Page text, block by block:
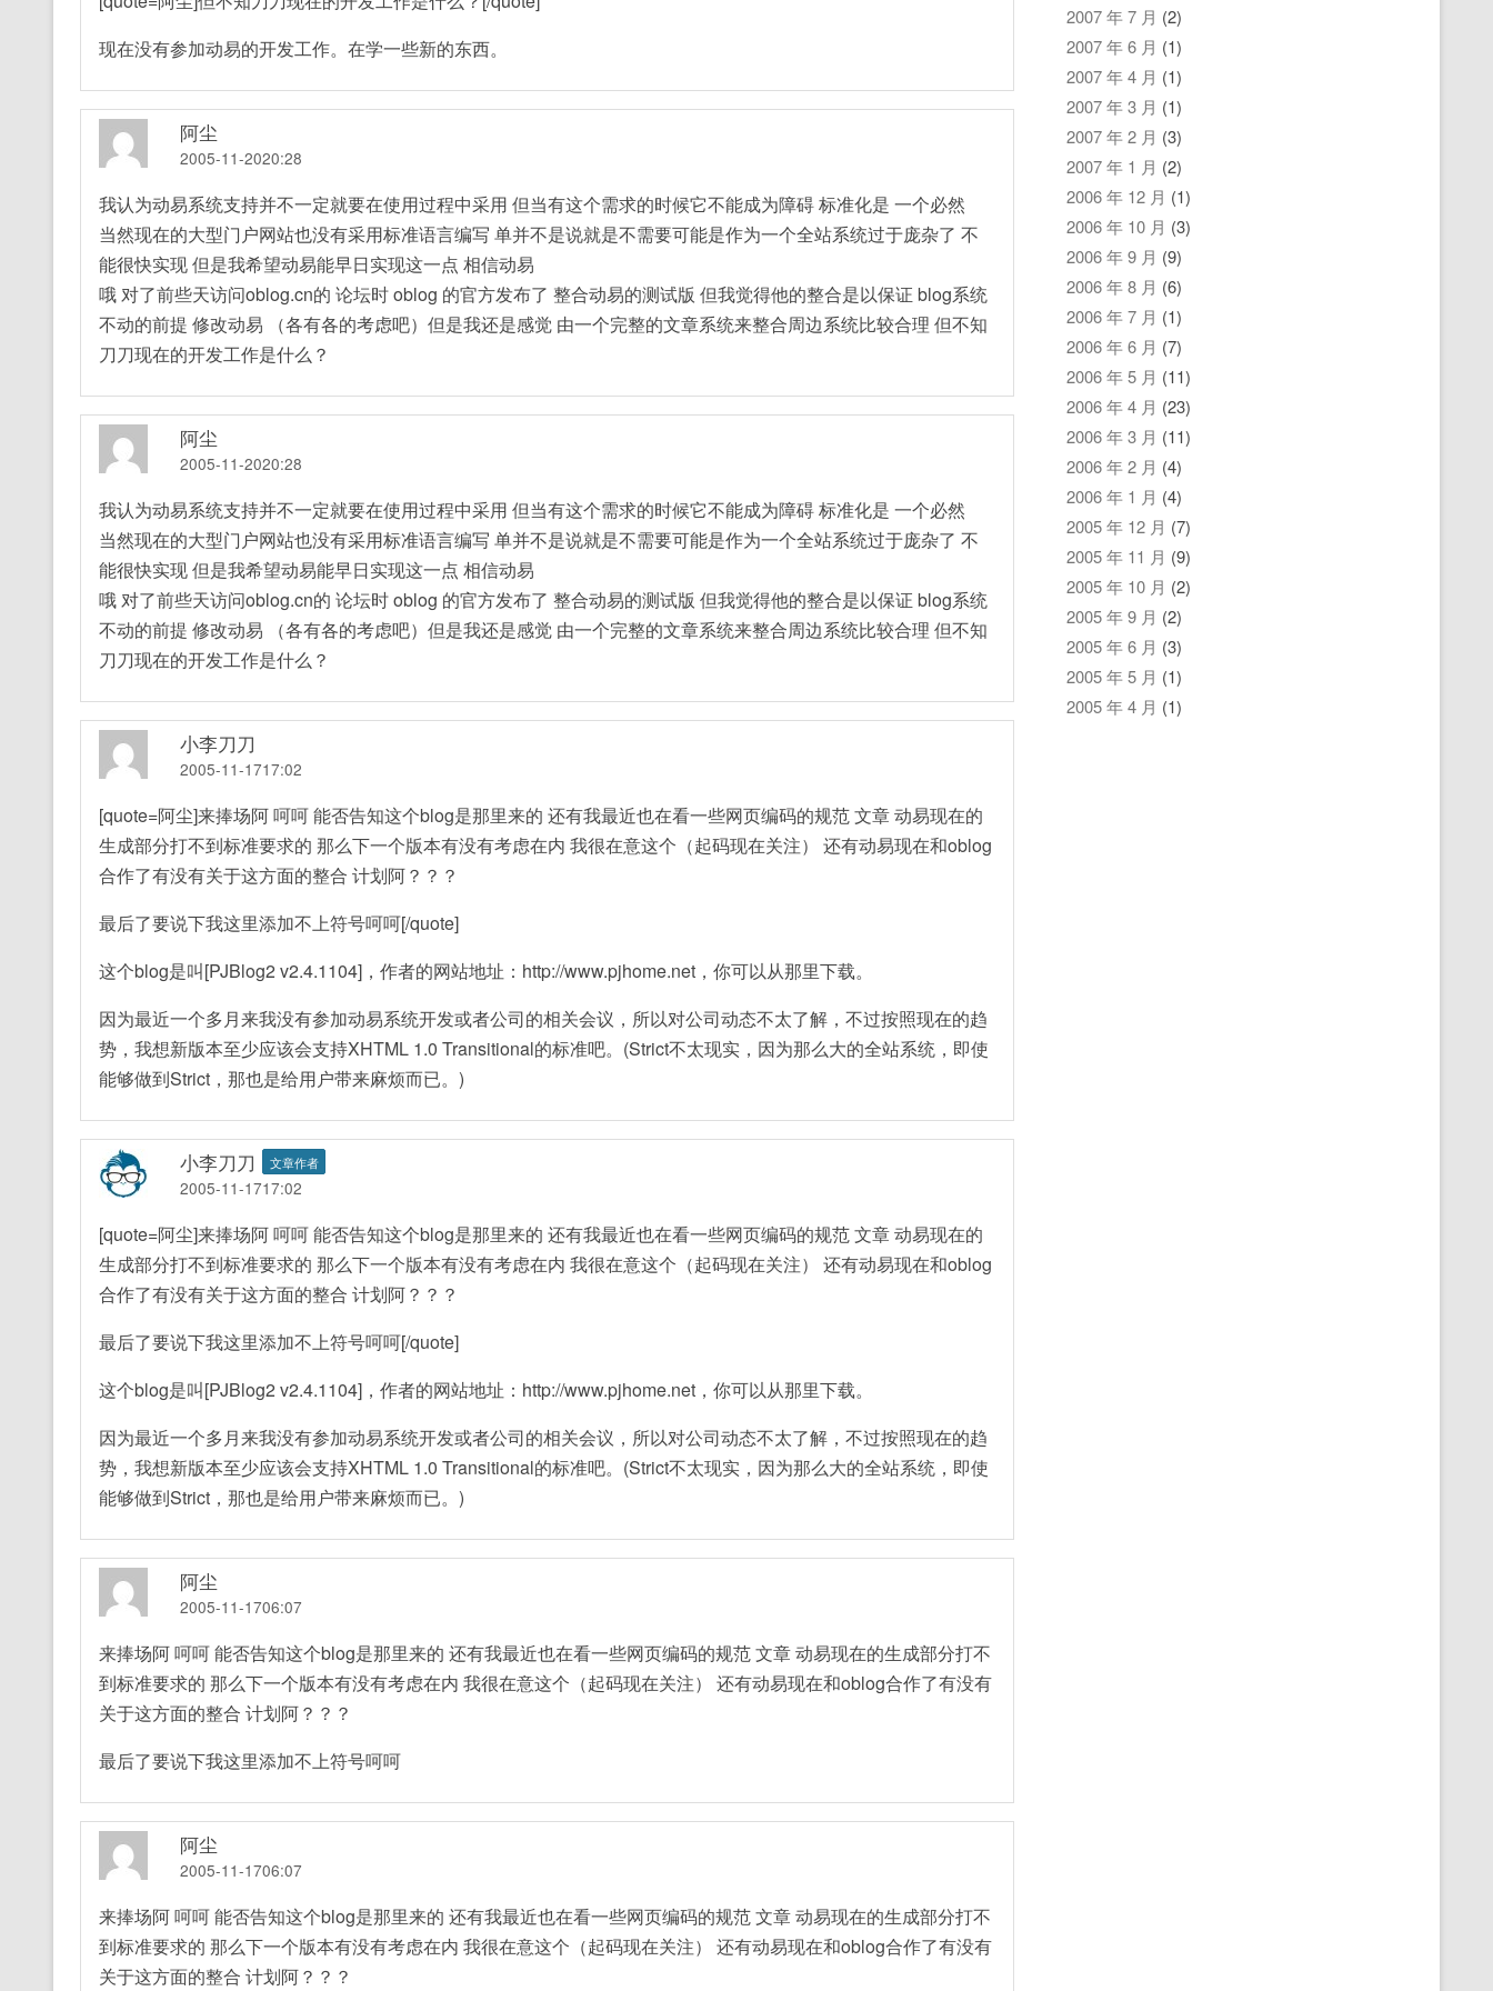
现在没有参加动易的开发工作。在学一些新的东西。
阿尘
2005-11-2020:28
我认为动易系统支持并不一定就要在使用过程中采用 但当有这个需求的时候它不能成为障碍 标准化是 一个必然
当然现在的大型门户网站也没有采用标准语言编写 单并不是说就是不需要可能是作为一个全站系统过于庞杂了 不
能很快实现 但是我希望动易能早日实现这一点 相信动易
哦 对了前些天访问oblog.cn的 论坛时 oblog 的官方发布了 整合动易的测试版 但我觉得他的整合是以保证 blog系统
不动的前提 修改动易 （各有各的考虑吧）但是我还是感觉 由一个完整的文章系统来整合周边系统比较合理 但不知
刀刀现在的开发工作是什么？
阿尘
2005-11-2020:28
我认为动易系统支持并不一定就要在使用过程中采用 但当有这个需求的时候它不能成为障碍 标准化是 一个必然
当然现在的大型门户网站也没有采用标准语言编写 单并不是说就是不需要可能是作为一个全站系统过于庞杂了 不
能很快实现 但是我希望动易能早日实现这一点 相信动易
哦 对了前些天访问oblog.cn的 论坛时 oblog 的官方发布了 整合动易的测试版 但我觉得他的整合是以保证 blog系统
不动的前提 修改动易 （各有各的考虑吧）但是我还是感觉 由一个完整的文章系统来整合周边系统比较合理 但不知
刀刀现在的开发工作是什么？
小李刀刀
2005-11-1717:02
[quote=阿尘]来捧场阿 呵呵 能否告知这个blog是那里来的 还有我最近也在看一些网页编码的规范 文章 动易现在的
生成部分打不到标准要求的 那么下一个版本有没有考虑在内 我很在意这个（起码现在关注） 还有动易现在和oblog
合作了有没有关于这方面的整合 计划阿？？？
最后了要说下我这里添加不上符号呵呵[/quote]
这个blog是叫[PJBlog2 v2.4.1104]，作者的网站地址：http://www.pjhome.net，你可以从那里下载。
因为最近一个多月来我没有参加动易系统开发或者公司的相关会议，所以对公司动态不太了解，不过按照现在的趋
势，我想新版本至少应该会支持XHTML 1.0 Transitional的标准吧。(Strict不太现实，因为那么大的全站系统，即使
能够做到Strict，那也是给用户带来麻烦而已。)
小李刀刀 文章作者
2005-11-1717:02
[quote=阿尘]来捧场阿 呵呵 能否告知这个blog是那里来的 还有我最近也在看一些网页编码的规范 文章 动易现在的
生成部分打不到标准要求的 那么下一个版本有没有考虑在内 我很在意这个（起码现在关注） 还有动易现在和oblog
合作了有没有关于这方面的整合 计划阿？？？
最后了要说下我这里添加不上符号呵呵[/quote]
这个blog是叫[PJBlog2 v2.4.1104]，作者的网站地址：http://www.pjhome.net，你可以从那里下载。
因为最近一个多月来我没有参加动易系统开发或者公司的相关会议，所以对公司动态不太了解，不过按照现在的趋
势，我想新版本至少应该会支持XHTML 1.0 Transitional的标准吧。(Strict不太现实，因为那么大的全站系统，即使
能够做到Strict，那也是给用户带来麻烦而已。)
阿尘
2005-11-1706:07
来捧场阿 呵呵 能否告知这个blog是那里来的 还有我最近也在看一些网页编码的规范 文章 动易现在的生成部分打不
到标准要求的 那么下一个版本有没有考虑在内 我很在意这个（起码现在关注） 还有动易现在和oblog合作了有没有
关于这方面的整合 计划阿？？？
最后了要说下我这里添加不上符号呵呵
阿尘
2005-11-1706:07
来捧场阿 呵呵 能否告知这个blog是那里来的 还有我最近也在看一些网页编码的规范 文章 动易现在的生成部分打不
到标准要求的 那么下一个版本有没有考虑在内 我很在意这个（起码现在关注） 还有动易现在和oblog合作了有没有
关于这方面的整合 计划阿？？？
2007 年 7 月 (2)
2007 年 6 月 (1)
2007 年 4 月 (1)
2007 年 3 月 (1)
2007 年 2 月 (3)
2007 年 1 月 (2)
2006 年 12 月 (1)
2006 年 10 月 (3)
2006 年 9 月 (9)
2006 年 8 月 (6)
2006 年 7 月 (1)
2006 年 6 月 (7)
2006 年 5 月 (11)
2006 年 4 月 (23)
2006 年 3 月 (11)
2006 年 2 月 (4)
2006 年 1 月 (4)
2005 年 12 月 (7)
2005 年 11 月 (9)
2005 年 10 月 (2)
2005 年 9 月 (2)
2005 年 6 月 (3)
2005 年 5 月 (1)
2005 年 4 月 (1)